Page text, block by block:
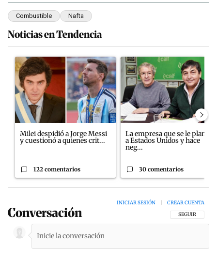
Combustible Nafta
Noticias en Tendencia
Este listado muestra los artículos con más comentarios en los
Un artículo de tendencia con el título "Milei despidió a Jorge
Milei despidió a Jorge Messi
y cuestionó a quienes crit...
122 comentarios
Un artículo de tendencia con
La empresa que se le plantó
a Estados Unidos y hace
neg...
30 comentarios
Conversación SIGA ESTA
SEGUIR
INICIAR SESIÓN CREAR CUENTA